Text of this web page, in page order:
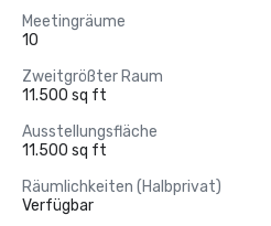
Meetingräume
10
Zweitgrößter Raum
11.500 sq ft
Ausstellungsfläche
11.500 sq ft
Räumlichkeiten (Halbprivat)
Verfügbar